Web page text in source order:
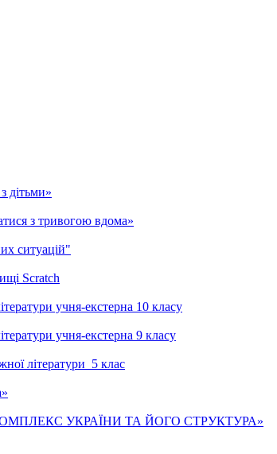
дітьми»
з тривогою вдома»
ситуацій"
Scratch
учня-екстерна 10 класу
учня-екстерна 9 класу
літератури 5 клас
УКРАЇНИ ТА ЙОГО СТРУКТУРА»